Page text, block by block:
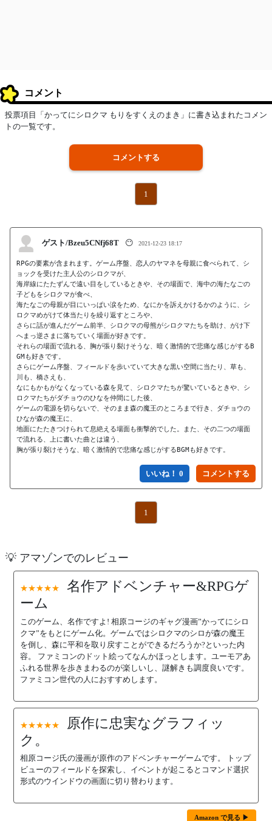
コメント
投票項目「かってにシロクマ もりをすくえのまき」に書き込まれたコメン
トの一覧です。
コメントする
1
ゲスト/Bzeu5CNfj68T 😶 2021-12-23 18:17
RPGの要素が含まれます。ゲーム序盤、恋人のヤマネを母親に食べられて、シ
ョックを受けた主人公のシロクマが、
海岸線にたたずんで遠い目をしているときや、その場面で、海中の海たなごの
子どもをシロクマが食べ、
海たなごの母親が目にいっぱい涙をため、なにかを訴えかけるかのように、シ
ロクマめがけて体当たりを繰り返すところや、
さらに話が進んだゲーム前半、シロクマの母熊がシロクマたちを助け、がけ下
へまっ逆さまに落ちていく場面が好きです。
それらの場面で流れる、胸が張り裂けそうな、暗く激情的で悲痛な感じがするB
GMも好きです。
さらにゲーム序盤、フィールドを歩いていて大きな黒い空間に当たり、草も、
川も、橋さえも、
なにもかもがなくなっている森を見て、シロクマたちが驚いているときや、シ
ロクマたちがダチョウのひなを仲間にした後、
ゲームの電源を切らないで、そのまま森の魔王のところまで行き、ダチョウの
ひなが森の魔王に、
地面にたたきつけられて息絶える場面も衝撃的でした。また、その二つの場面
で流れる、上に書いた曲とは違う、
胸が張り裂けそうな、暗く激情的で悲痛な感じがするBGMも好きです。
いいね！ 0
1
💡 アマゾンでのレビュー
★★★★★
名作アドベンチャー&RPGゲ
ーム
このゲーム、名作ですよ! 相原コージのギャグ漫画”かってにシロ
クマ”をもとにゲーム化。ゲームではシロクマのシロが森の魔王
を倒し、森に平和を取り戻すことができるだろうか?といった内
容。 ファミコンのドット絵ってなんかほっとします。ユーモアあ
ふれる世界を歩きまわるのが楽しいし、謎解きも調度良いです。
ファミコン世代の人におすすめします。
★★★★★
原作に忠実なグラフィッ
ク。
相原コージ氏の漫画が原作のアドベンチャーゲームです。 トップ
ビューのフィールドを探索し、イベントが起こるとコマンド選択
形式のウインドウの画面に切り替わります。
Amazon で見る ▶